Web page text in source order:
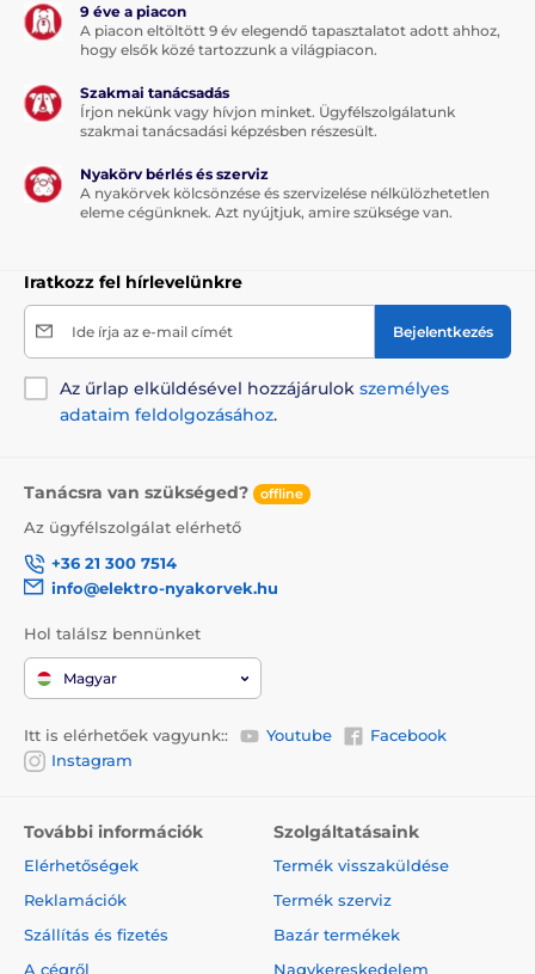
A csomag tartalma:
A műszaki specifikációk előzetes értesítés nélkül
változhatnak. A képek csak illusztrációk.
A termék a következő kategóriákba sorolt
Házak, fekhelyek Házikók
Kistestű kutyáknak
9 éve a piacon
A piacon eltöltött 9 év elegendő tapasztalatot adott ahhoz,
hogy elsők közé tartozzunk a világpiacon.
Szakmai tanácsadás
Írjon nekünk vagy hívjon minket. Ügyfélszolgálatunk
szakmai tanácsadási képzésben részesült.
Nyakörv bérlés és szerviz
A nyakörvek kölcsönzése és szervizelése nélkülözhetetlen
eleme cégünknek. Azt nyújtjuk, amire szüksége van.
Iratkozz fel hírlevelünkre
Ide írja az e-mail címét Bejelentkezés
Az űrlap elküldésével hozzájárulok személyes
adataim feldolgozásához.
Tanácsra van szükséged? offline
Az ügyfélszolgálat elérhető
+36 21 300 7514
info@elektro-nyakorvek.hu
Hol találsz bennünket
Magyar
Itt is elérhetőek vagyunk:: Youtube
Facebook
Instagram
További információk
Elérhetőségek
Reklamációk
Szállítás és fizetés
A cégről
Szolgáltatásaink
Termék visszaküldése
Termék szerviz
Bazár termékek
Nagykereskedelem